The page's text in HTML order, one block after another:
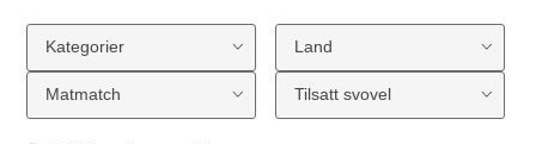
Kategorier Land
Matmatch Tilsatt svovel